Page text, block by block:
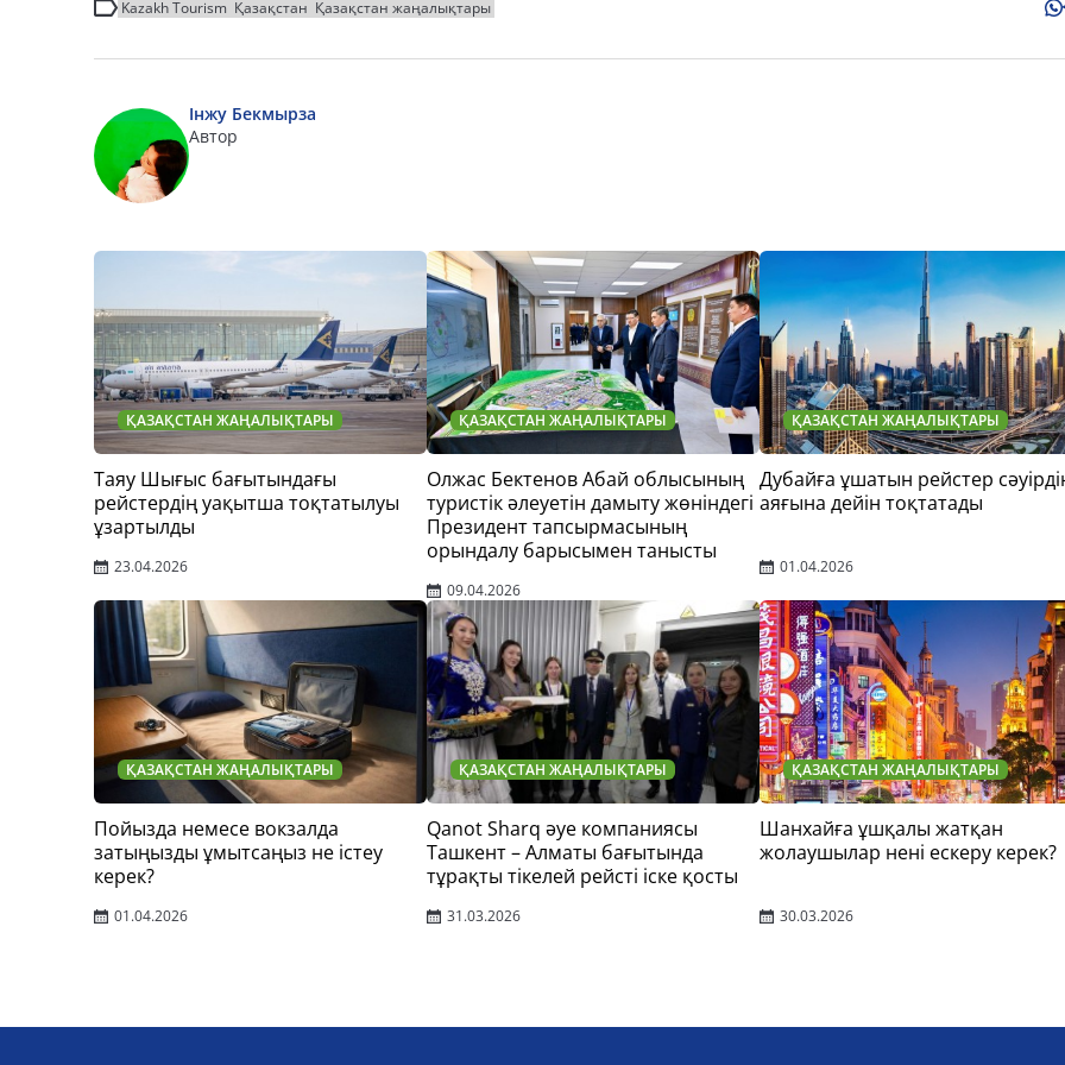
Kazakh Tourism Қазақстан Қазақстан жаңалықтары
Інжу Бекмырза
Автор
ҚАЗАҚСТАН ЖАҢАЛЫҚТАРЫ
Таяу Шығыс бағытындағы
рейстердің уақытша тоқтатылуы
ұзартылды
23.04.2026
ҚАЗАҚСТАН ЖАҢАЛЫҚТАРЫ
Олжас Бектенов Абай облысының
туристік әлеуетін дамыту жөніндегі
Президент тапсырмасының
орындалу барысымен танысты
09.04.2026
ҚАЗАҚСТАН ЖАҢАЛЫҚТАРЫ
Дубайға ұшатын рейстер
аяғына дейін тоқтатады
01.04.2026
ҚАЗАҚСТАН ЖАҢАЛЫҚТАРЫ
Пойызда немесе вокзалда
затыңызды ұмытсаңыз не істеу
керек?
01.04.2026
ҚАЗАҚСТАН ЖАҢАЛЫҚТАРЫ
Qanot Sharq әуе компаниясы
Ташкент – Алматы бағытында
тұрақты тікелей рейсті іске қосты
31.03.2026
ҚАЗАҚСТАН ЖАҢАЛЫҚТАРЫ
Шанхайға ұшқалы жатқан
жолаушылар нені ескеру керек?
30.03.2026